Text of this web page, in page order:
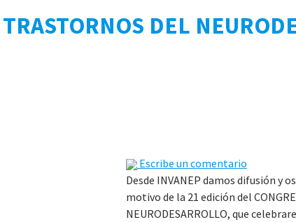
XXI CONGRESO SOBRE TRASTORNOS DEL
Escribe un comentario
Desde INVANEP damos difusión y
motivo de la 21 edición del
NEURODESARROLLO, que